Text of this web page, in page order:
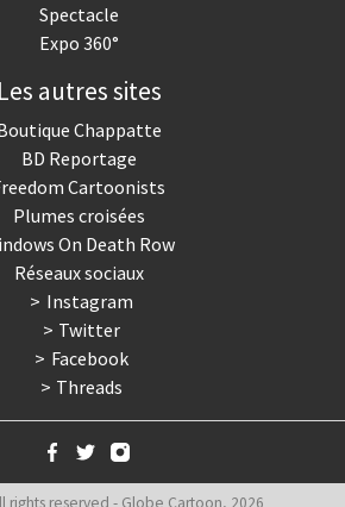
Spectacle
Expo 360°
Les autres sites
Chappatte
BD Reportage
Cartoonists
Plumes croisées
On Death Row
Réseaux sociaux
Instagram
Twitter
Facebook
Threads
rights reserved - Globe Cartoon, 2026